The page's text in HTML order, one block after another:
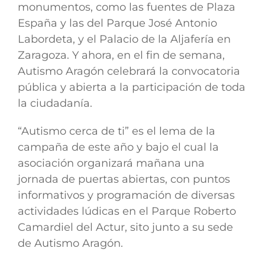
monumentos, como las fuentes de Plaza
España y las del Parque José Antonio
Labordeta, y el Palacio de la Aljafería en
Zaragoza. Y ahora, en el fin de semana,
Autismo Aragón celebrará la convocatoria
pública y abierta a la participación de toda
la ciudadanía.
“Autismo cerca de ti” es el lema de la
campaña de este año y bajo el cual la
asociación organizará mañana una
jornada de puertas abiertas, con puntos
informativos y programación de diversas
actividades lúdicas en el Parque Roberto
Camardiel del Actur, sito junto a su sede
de Autismo Aragón.